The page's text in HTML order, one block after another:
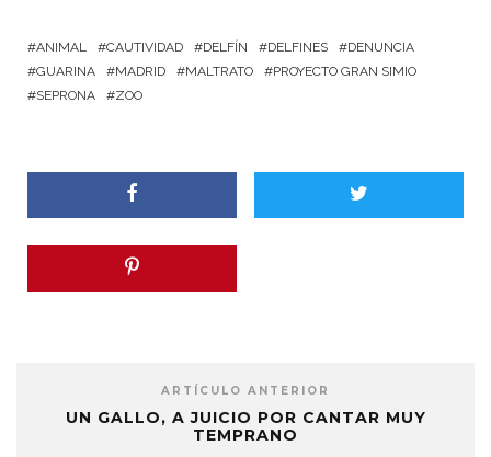
ANIMAL CAUTIVIDAD DELFÍN DELFINES
DENUNCIA
GUARINA
MADRID MALTRATO
PROYECTO GRAN SIMIO
SEPRONA
ZOO
ARTÍCULO ANTERIOR
UN GALLO, A JUICIO POR CANTAR MUY
TEMPRANO